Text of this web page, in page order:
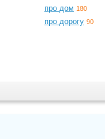
про дом 180
про дорогу 90